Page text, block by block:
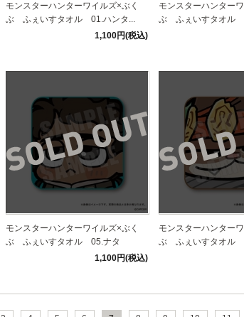
モンスターハンターワイルズ×ぶく
ぶ ふぇいすタオル 01.ハンタ...
1,100円(税込)
モンスターハンター
ぶ ふぇいすタオル
モンスターハンターワイルズ×ぶく
ぶ ふぇいすタオル 05.ナタ
1,100円(税込)
モンスターハンター
ぶ ふぇいすタオル